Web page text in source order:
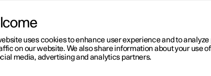
der Verarbeitung Ihrer Daten in Bezug auf unsere
der Verarbeitung Ihrer Daten im Zusammenhang
Obwohl die Polestar Automotive Switzerland GmbH
verarbeiten wir als Mitglied der internationalen
europäischen Datenschutzbestimmungen,
uses cookies to enhance user experience and to
on our website. We also share information about your use
media, advertising and analytics partners.